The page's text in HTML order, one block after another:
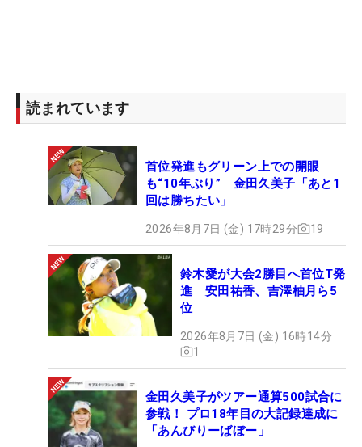
読まれています
首位発進もグリーン上での開眼
も“10年ぶり” 金田久美子「あと1
回は勝ちたい」
2026年8月7日 (金) 17時29分 19
鈴木愛が大会2勝目へ首位T発
進 安田祐香、吉澤柚月ら5
位
2026年8月7日 (金) 16時14分
1
金田久美子がツアー通算500試合に
参戦！ プロ18年目の大記録達成に
「あんびりーばぼー」